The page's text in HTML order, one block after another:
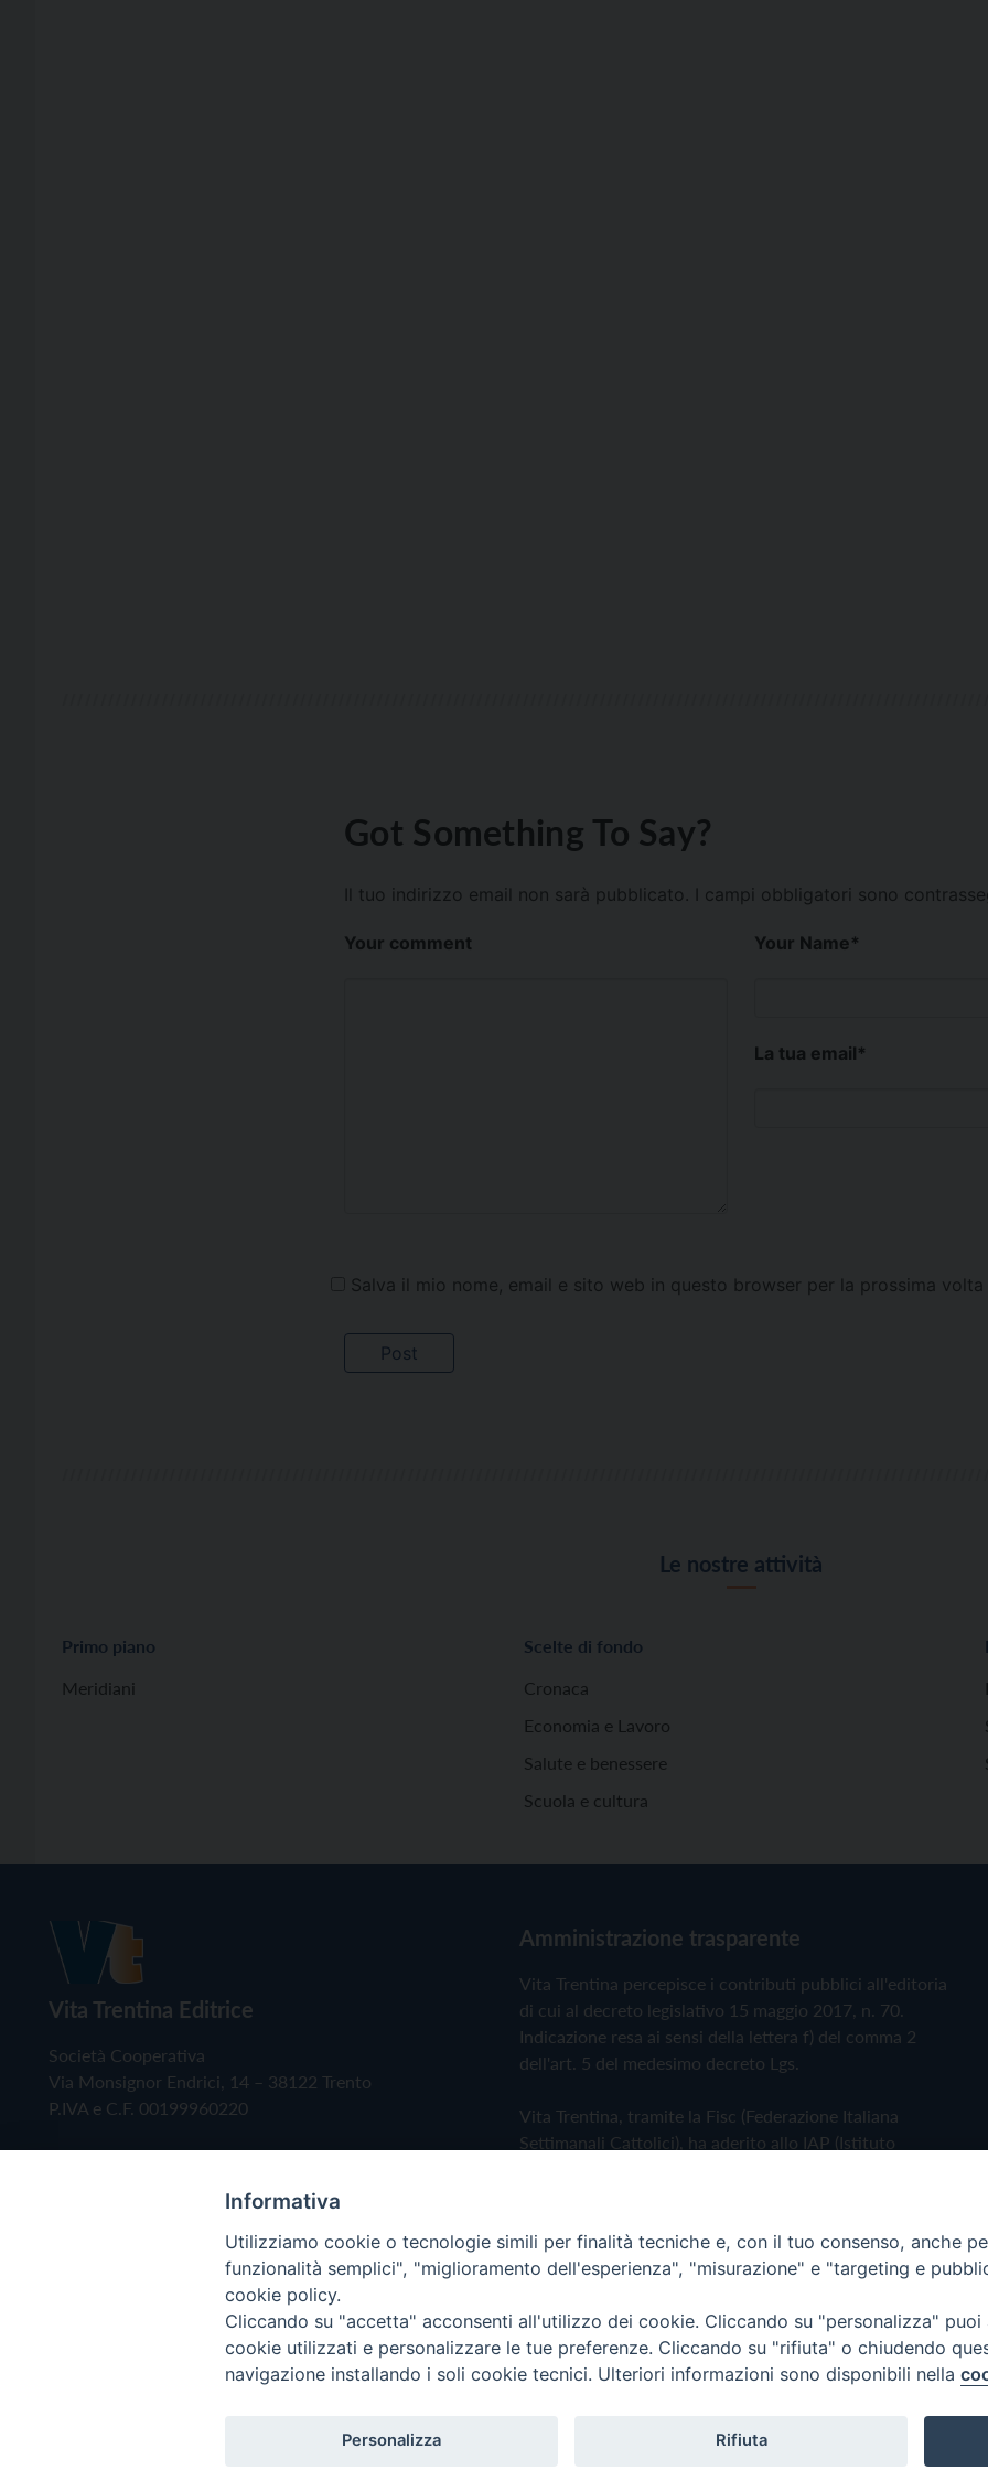
Got Something To Say?
Il tuo indirizzo email non sarà pubblicato. I campi obbligatori sono
Your comment Your Name*
La tua email*
Salva il mio nome, email e sito web in questo browser per la prossima
Le nostre attività
Primo piano
Meridiani
Scelte di fondo
Cronaca
Economia e Lavoro
Salute e benessere
Scuola e cultura
Vita Trentina Editrice
Società Cooperativa
Via Monsignor Endrici, 14 – 38122 Trento
P.IVA e C.F. 00199960220
Amministrazione trasparente
Vita Trentina percepisce i contributi pubblici all'editoria
di cui al decreto legislativo 15 maggio 2017, n. 70.
Indicazione resa ai sensi della lettera f) del comma 2
dell'art. 5 del medesimo decreto Lgs.
Vita Trentina, tramite la Fisc (Federazione Italiana
Settimanali Cattolici), ha aderito allo IAP (Istituto
Privacy Policy Cookie Policy
Copyright © 2019 - Tutti i diritti riservati - Vita Trentina Editrice
Informativa
Utilizziamo cookie o tecnologie simili per finalità tecniche e, con il tuo consenso, anche
funzionalità semplici", "miglioramento dell'esperienza", "misurazione" e "targeting e
cookie policy.
Cliccando su "accetta" acconsenti all'utilizzo dei cookie. Cliccando su "personalizza"
cookie utilizzati e personalizzare le tue preferenze. Cliccando su "rifiuta" o chiudendo
navigazione installando i soli cookie tecnici. Ulteriori informazioni sono disponibili nella
Personalizza Rifiuta